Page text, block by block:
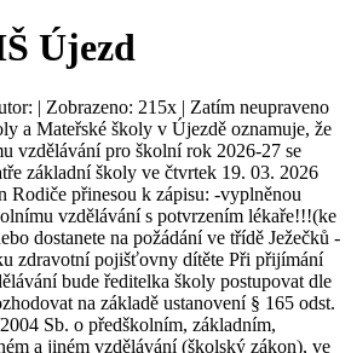
Újezd
| Zobrazeno: 215x | Zatím neupraveno
a Mateřské školy v Újezdě oznamuje, že
vzdělávání pro školní rok 2026-27 se
základní školy ve čtvrtek 19. 03. 2026
Rodiče přinesou k zápisu: -vyplněnou
vzdělávání s potvrzením lékaře!!!(ke
dostanete na požádání ve třídě Ježečků -
zdravotní pojišťovny dítěte Při přijímání
bude ředitelka školy postupovat dle
na základě ustanovení § 165 odst.
Sb. o předškolním, základním,
a jiném vzdělávání (školský zákon), ve